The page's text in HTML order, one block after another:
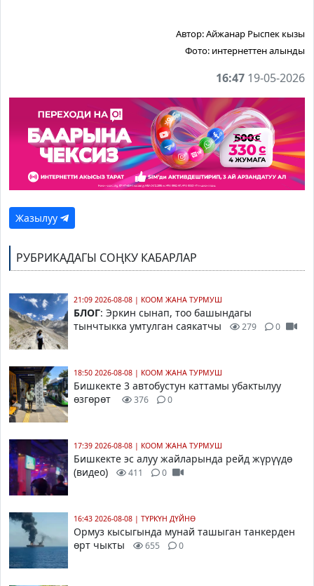
Автор:Айжанар Рыспек кызы
Фото: интернеттен алынды
16:47 19-05-2026
Жазылуу
РУБРИКАДАГЫ СОҢКУ КАБАРЛАР
21:09 2026-08-08 | КООМ ЖАНА ТУРМУШ
БЛОГ: Эркин сынап, тоо башындагы
тынчтыкка умтулган саякатчы
279 0
18:50 2026-08-08 | КООМ ЖАНА ТУРМУШ
Бишкекте 3 автобустун каттамы убактылуу
өзгөрөт
376 0
17:39 2026-08-08 | КООМ ЖАНА ТУРМУШ
Бишкекте эс алуу жайларында рейд жүрүүдө
(видео)
411 0
16:43 2026-08-08 | ТҮРКҮН ДҮЙНӨ
Ормуз кысыгында мунай ташыган танкерден
өрт чыкты
655 0